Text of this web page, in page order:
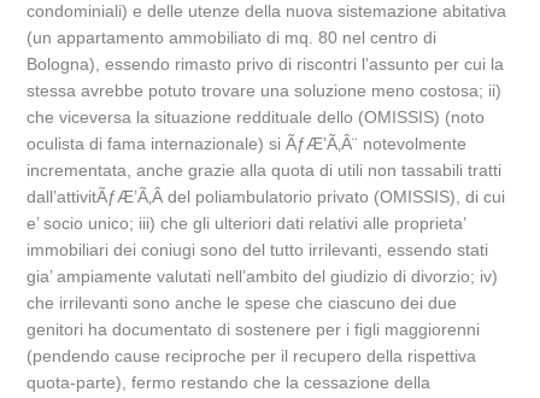
condominiali) e delle utenze della nuova sistemazione abitativa
(un appartamento ammobiliato di mq. 80 nel centro di
Bologna), essendo rimasto privo di riscontri l’assunto per cui la
stessa avrebbe potuto trovare una soluzione meno costosa; ii)
che viceversa la situazione reddituale dello (OMISSIS) (noto
oculista di fama internazionale) si ÃƒÆ’Ã‚Â¨ notevolmente
incrementata, anche grazie alla quota di utili non tassabili tratti
dall’attivitÃƒÆ’Ã‚Â del poliambulatorio privato (OMISSIS), di cui
e’ socio unico; iii) che gli ulteriori dati relativi alle proprieta’
immobiliari dei coniugi sono del tutto irrilevanti, essendo stati
gia’ ampiamente valutati nell’ambito del giudizio di divorzio; iv)
che irrilevanti sono anche le spese che ciascuno dei due
genitori ha documentato di sostenere per i figli maggiorenni
(pendendo cause reciproche per il recupero della rispettiva
quota-parte), fermo restando che la cessazione della